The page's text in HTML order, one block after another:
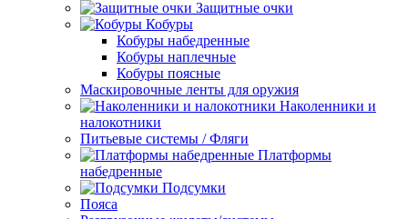
Защитные очки
Кобуры
Кобуры набедренные
Кобуры наплечные
Кобуры поясные
Маскировочные ленты для оружия
Наколенники и
налокотники
Питьевые системы / Фляги
Платформы
набедренные
Подсумки
Пояса